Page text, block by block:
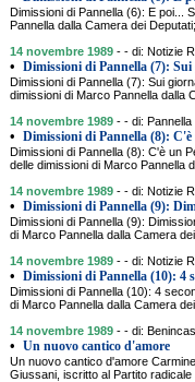
Dimissioni di Pannella (6): E poi...
Pannella dalla Camera dei
14 novembre 1989 - - di: Notizie
• Dimissioni di Pannella (7):
Dimissioni di Pannella (7): Sui
dimissioni di Marco Pannella dalla
14 novembre 1989 - - di:
• Dimissioni di Pannella (8):
Dimissioni di Pannella (8): C'è un
delle dimissioni di Marco Pannella
14 novembre 1989 - - di: Notizie
• Dimissioni di Pannella (9):
Dimissioni di Pannella (9):
di Marco Pannella dalla Camera
14 novembre 1989 - - di: Notizie
• Dimissioni di Pannella (10): 4
Dimissioni di Pannella (10): 4
di Marco Pannella dalla Camera
14 novembre 1989 - - di:
• Un nuovo cantico d'amore
Un nuovo cantico d'amore
Giussani, iscritto al Partito